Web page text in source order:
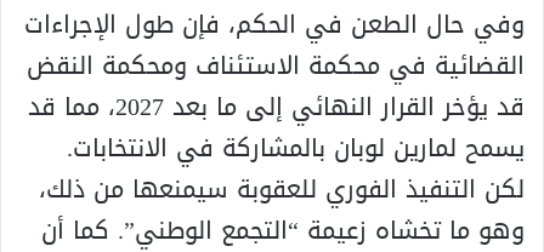
وفي حال الطعن في الحكم، فإن طول الإجراءات
القضائية في محكمة الاستئناف ومحكمة النقض
قد يؤخر القرار النهائي إلى ما بعد 2027، مما قد
يسمح لمارين لوبان بالمشاركة في الانتخابات.
لكن التنفيذ الفوري للعقوبة سيمنعها من ذلك،
وهو ما تخشاه زعيمة “التجمع الوطني”. كما أن